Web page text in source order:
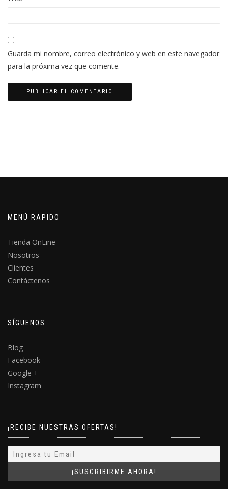
Guarda mi nombre, correo electrónico y web en este navegador
para la próxima vez que comente.
MENÚ RAPIDO
Tienda OnLine
Nosotros
Clientes
Contáctenos
SÍGUENOS
Blog
Facebook
Google +
Instagram
¡RECIBE NUESTRAS OFERTAS!